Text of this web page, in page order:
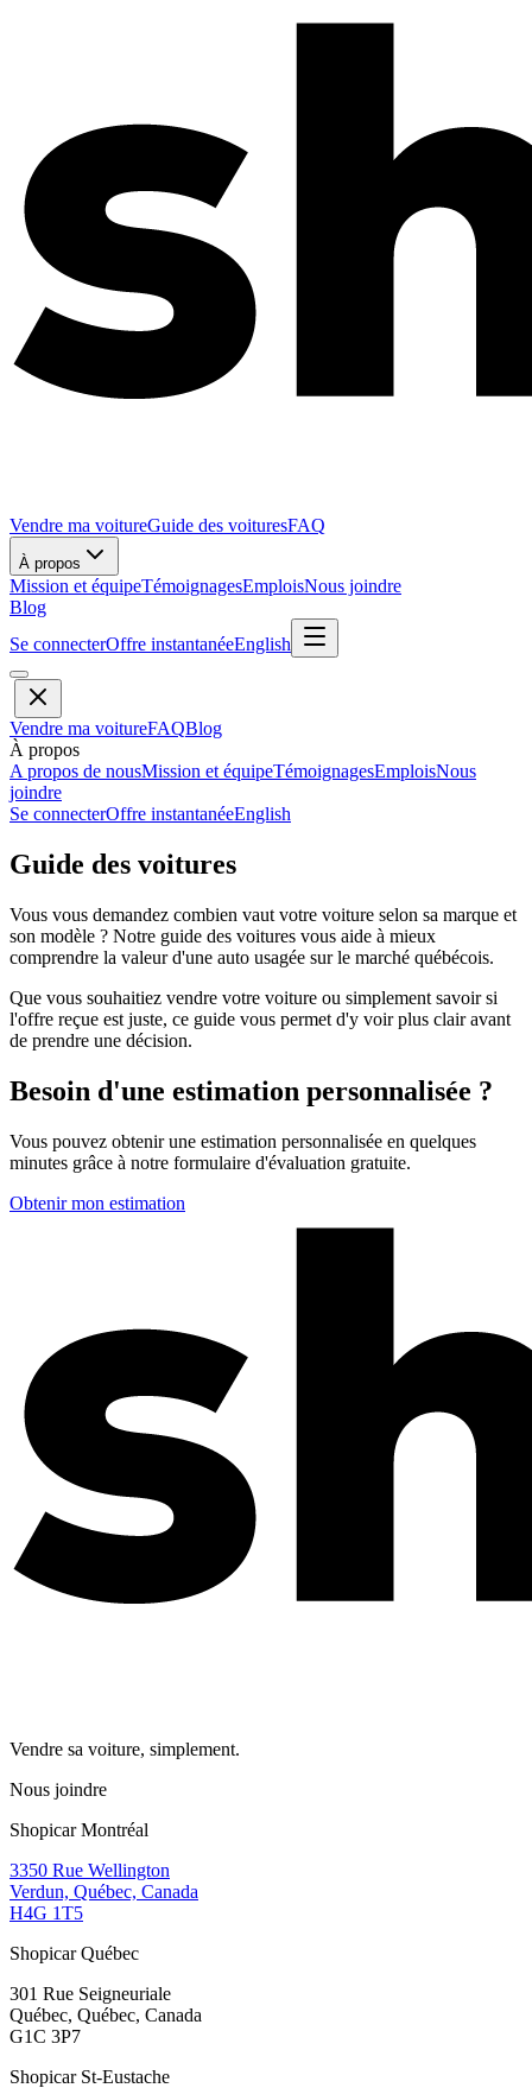
Vendre ma voitureGuide des voituresFAQ
À propos
Mission et équipeTémoignagesEmploisNous joindre
Blog
Se connecterOffre instantanéeEnglish
Vendre ma voitureFAQBlog
À propos
A propos de nousMission et équipeTémoignagesEmploisNous
joindre
Se connecterOffre instantanéeEnglish
Guide des voitures
Vous vous demandez combien vaut votre voiture selon sa marque et
son modèle ? Notre guide des voitures vous aide à mieux
comprendre la valeur d'une auto usagée sur le marché québécois.
Que vous souhaitiez vendre votre voiture ou simplement savoir si
l'offre reçue est juste, ce guide vous permet d'y voir plus clair avant
de prendre une décision.
Besoin d'une estimation personnalisée ?
Vous pouvez obtenir une estimation personnalisée en quelques
minutes grâce à notre formulaire d'évaluation gratuite.
Obtenir mon estimation
Vendre sa voiture, simplement.
Nous joindre
Shopicar Montréal
3350 Rue Wellington
Verdun, Québec, Canada
H4G 1T5
Shopicar Québec
301 Rue Seigneuriale
Québec, Québec, Canada
G1C 3P7
Shopicar St-Eustache